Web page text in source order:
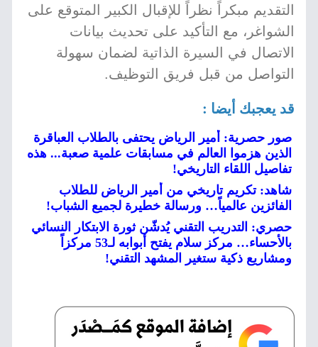
التقديم مبكراً نظراً للإقبال الكبير المتوقع على
الشواغر، مع التأكيد على تحديث بيانات
الاتصال في السيرة الذاتية لضمان سهولة
التواصل من قبل فريق التوظيف.
قد يعجبك أيضا :
صور حصرية: أمير الرياض يحتفى بالطلاب العباقرة
الذين هزموا العالم في مسابقات علمية صعبة... هذه
تفاصيل اللقاء التاريخي!
شاهد: تكريم تاريخي من أمير الرياض للطلاب
الفائزين عالمياً… ورسالة خطيرة لجميع الشباب!
حصري: التدريب التقني يُدشّن ثورة الابتكار النسائي
بالأحساء… مركز سلام يفتح أبوابه لـ53 مركزاً
ومشاريع ذكية ستغير المشهد التقني!